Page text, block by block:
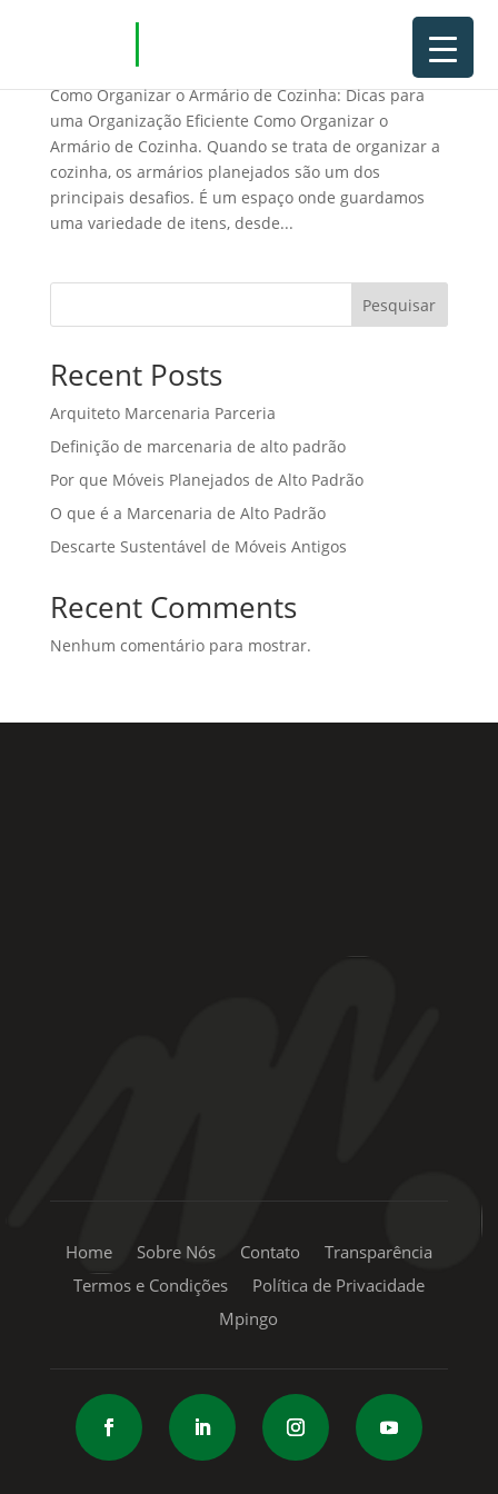
Como Organizar o Armário de Cozinha
Como Organizar o Armário de Cozinha: Dicas para
uma Organização Eficiente Como Organizar o
Armário de Cozinha. Quando se trata de organizar a
cozinha, os armários planejados são um dos
principais desafios. É um espaço onde guardamos
uma variedade de itens, desde...
Pesquisar
Recent Posts
Arquiteto Marcenaria Parceria
Definição de marcenaria de alto padrão
Por que Móveis Planejados de Alto Padrão
O que é a Marcenaria de Alto Padrão
Descarte Sustentável de Móveis Antigos
Recent Comments
Nenhum comentário para mostrar.
Home Sobre Nós Contato
Transparência
Termos e Condições
Política de Privacidade
Mpingo